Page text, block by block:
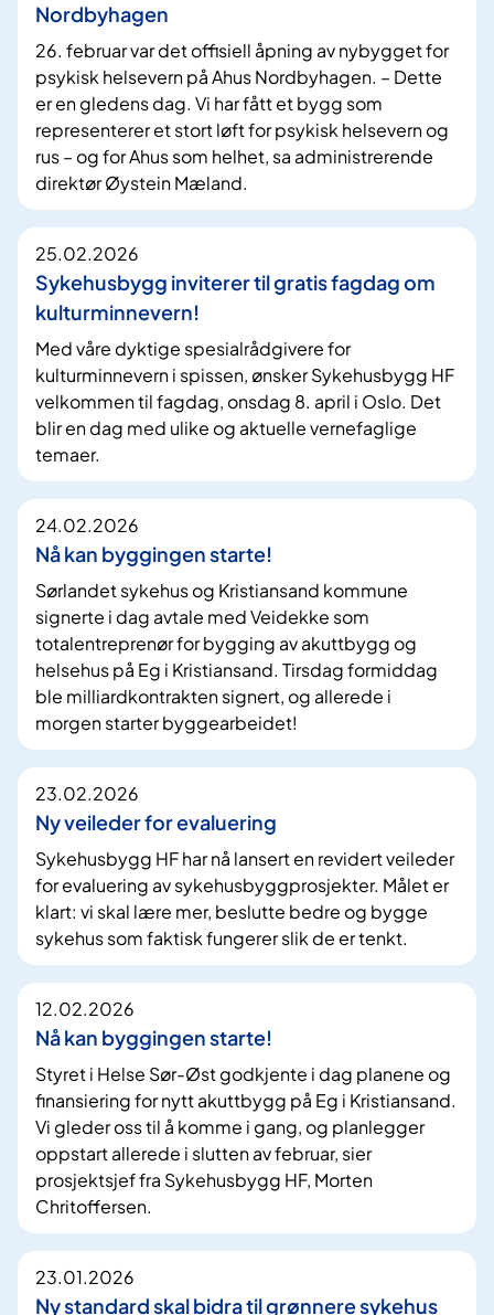
Nordbyhagen
26. februar var det offisiell åpning av nybygget for
psykisk helsevern på Ahus Nordbyhagen. – Dette
er en gledens dag. Vi har fått et bygg som
representerer et stort løft for psykisk helsevern og
rus – og for Ahus som helhet, sa administrerende
direktør Øystein Mæland.
25.02.2026
Sykehusbygg inviterer til gratis fagdag om
kulturminnevern!
Med våre dyktige spesialrådgivere for
kulturminnevern i spissen, ønsker Sykehusbygg HF
velkommen til fagdag, onsdag 8. april i Oslo. Det
blir en dag med ulike og aktuelle vernefaglige
temaer.
24.02.2026
Nå kan byggingen starte!
Sørlandet sykehus og Kristiansand kommune
signerte i dag avtale med Veidekke som
totalentreprenør for bygging av akuttbygg og
helsehus på Eg i Kristiansand. Tirsdag formiddag
ble milliardkontrakten signert, og allerede i
morgen starter byggearbeidet!
23.02.2026
Ny veileder for evaluering
Sykehusbygg HF har nå lansert en revidert veileder
for evaluering av sykehusbyggprosjekter. Målet er
klart: vi skal lære mer, beslutte bedre og bygge
sykehus som faktisk fungerer slik de er tenkt.
12.02.2026
Nå kan byggingen starte!
Styret i Helse Sør-Øst godkjente i dag planene og
finansiering for nytt akuttbygg på Eg i Kristiansand.
Vi gleder oss til å komme i gang, og planlegger
oppstart allerede i slutten av februar, sier
prosjektsjef fra Sykehusbygg HF, Morten
Chritoffersen.
23.01.2026
Ny standard skal bidra til grønnere sykehus